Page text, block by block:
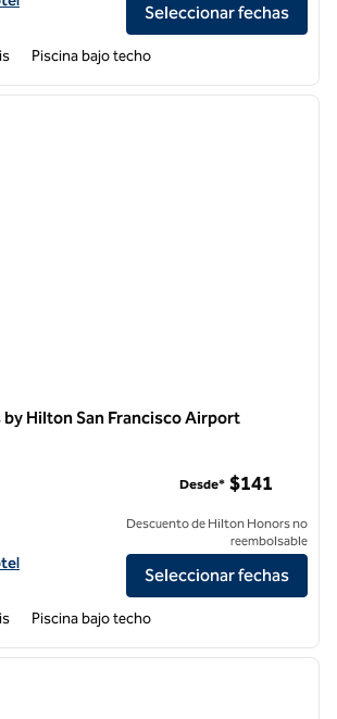
Seleccionar fechas
Piscina bajo techo
by Hilton San Francisco Airport
Embassy Suites by Hilton San Francisco
Desde* $141
Descuento de Hilton Honors no
reembolsable
Seleccionar fechas
Piscina bajo techo